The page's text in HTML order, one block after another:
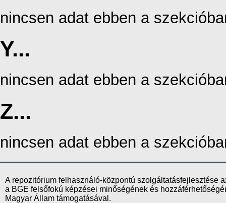
nincsen adat ebben a
Y...
nincsen adat ebben a
Z...
nincsen adat ebben a
A repozitórium felhasználó-központú szolgáltatásfejlesztése
a BGE felsőfokú képzései minőségének és
Magyar Állam támogatásával.